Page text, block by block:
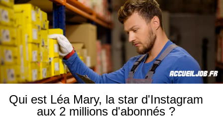
Qui est Léa Mary, la star d'Instagram
aux 2 millions d'abonnés ?